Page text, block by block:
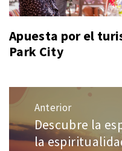
Apuesta por el
Park City
Navegación
entradas
Anterior
Entrada
anterior:
Descubre la
la